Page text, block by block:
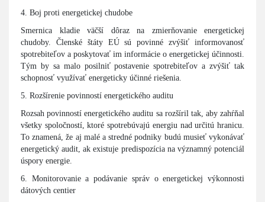
4. Boj proti energetickej chudobe
Smernica kladie väčší dôraz na zmierňovanie energetickej
chudoby. Členské štáty EÚ sú povinné zvýšiť informovanosť
spotrebiteľov a poskytovať im informácie o energetickej účinnosti.
Tým by sa malo posilniť postavenie spotrebiteľov a zvýšiť tak
schopnosť využívať energeticky účinné riešenia.
5. Rozšírenie povinností energetického auditu
Rozsah povinností energetického auditu sa rozšíril tak, aby zahŕňal
všetky spoločností, ktoré spotrebúvajú energiu nad určitú hranicu.
To znamená, že aj malé a stredné podniky budú musieť vykonávať
energetický audit, ak existuje predispozícia na významný potenciál
úspory energie.
6. Monitorovanie a podávanie správ o energetickej výkonnosti
dátových centier